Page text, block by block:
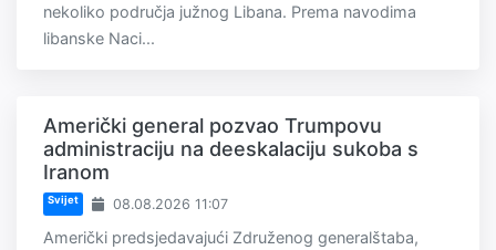
nekoliko područja južnog Libana. Prema navodima
libanske Naci...
Američki general pozvao Trumpovu
administraciju na deeskalaciju sukoba s
Iranom
Svijet 08.08.2026 11:07
Američki predsjedavajući Združenog generalštaba,